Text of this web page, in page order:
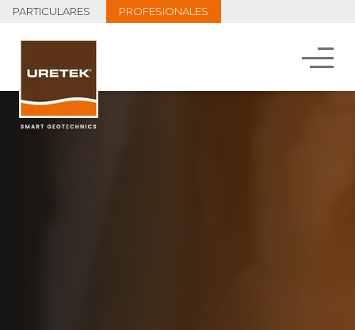
PARTICULARES PROFESIONALES